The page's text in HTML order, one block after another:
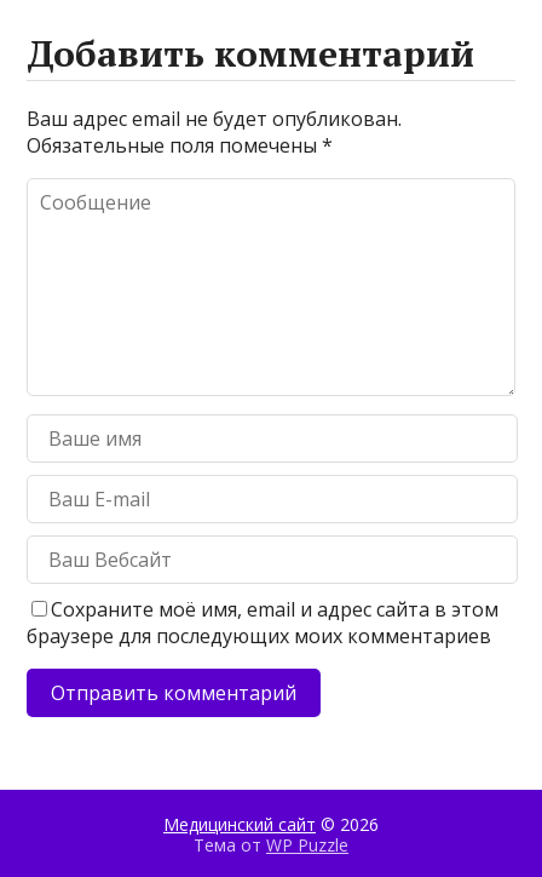
Добавить комментарий
Ваш адрес email не будет опубликован.
Обязательные поля помечены*
Сохраните моё имя, email и адрес сайта в этом
браузере для последующих моих комментариев
Медицинский сайт © 2026
Тема от WP Puzzle